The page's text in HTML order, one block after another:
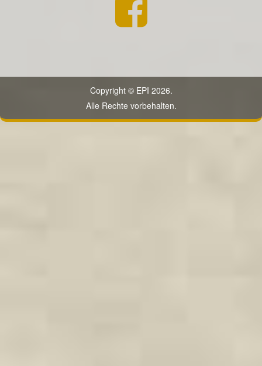
Copyright © EPI 2026.
Alle Rechte vorbehalten.